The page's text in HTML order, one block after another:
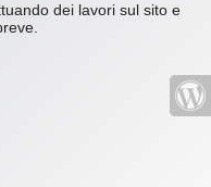
dei lavori sul sito e